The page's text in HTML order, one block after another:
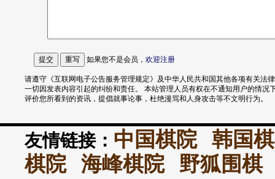
如果您不是会员， 欢迎注册
请遵守《互联网电子公告服务管理规定》及中华人民共和国其他各项有关法
一切因发表内容引起的纠纷和责任。 本站管理人员有权在不通知用户的情况
评价您所看到的资讯，提倡就事论事，杜绝漫骂和人身攻击等不文明行为。
友情链接： 中国棋院
韩国
棋院
海峰棋院 野狐围棋